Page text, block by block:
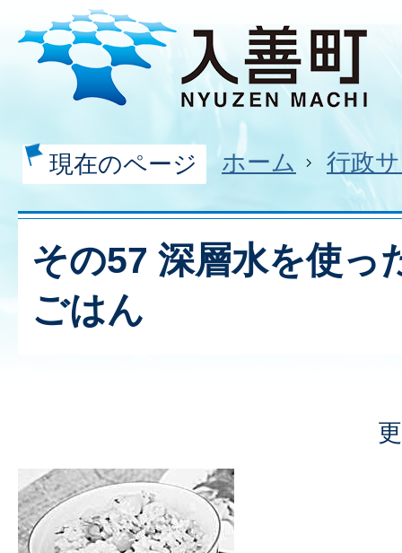
現在のページ ホーム 行政
その57 深層水を使っ
ごはん